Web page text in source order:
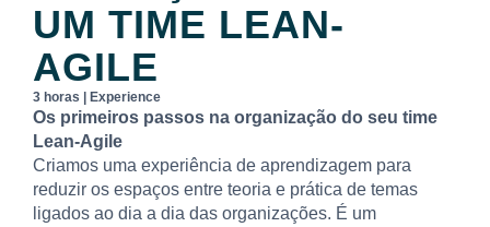
UM TIME LEAN-
AGILE
3 horas | Experience
Os primeiros passos na organização do seu time
Lean-Agile
Criamos uma experiência de aprendizagem para
reduzir os espaços entre teoria e prática de temas
ligados ao dia a dia das organizações. É um